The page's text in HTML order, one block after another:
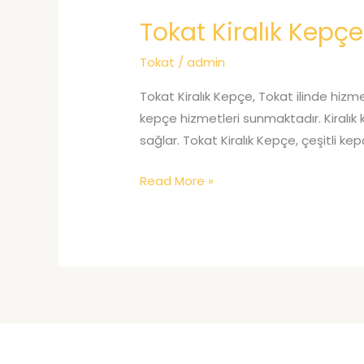
Tokat Kiralık Kepçe
Tokat /admin
Tokat Kiralık Kepçe, Tokat ilinde
kepçe hizmetleri sunmaktadır.
sağlar. Tokat Kiralık Kepçe, çeşitli
Tokat
Read More »